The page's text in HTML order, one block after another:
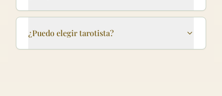
¿Puedo elegir tarotista?